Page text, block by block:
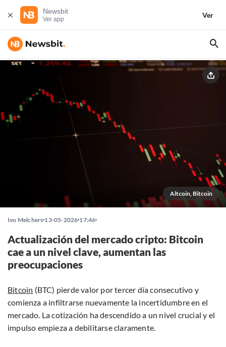
Newsbit
Ver app
Ver
Altcoin, Bitcoin
Ivo Melchers 13-05-2026 17:46
Actualización del mercado cripto: Bitcoin
cae a un nivel clave, aumentan las
preocupaciones
Bitcoin (BTC) pierde valor por tercer día consecutivo y
comienza a infiltrarse nuevamente la incertidumbre en el
mercado. La cotización ha descendido a un nivel crucial y el
impulso empieza a debilitarse claramente.